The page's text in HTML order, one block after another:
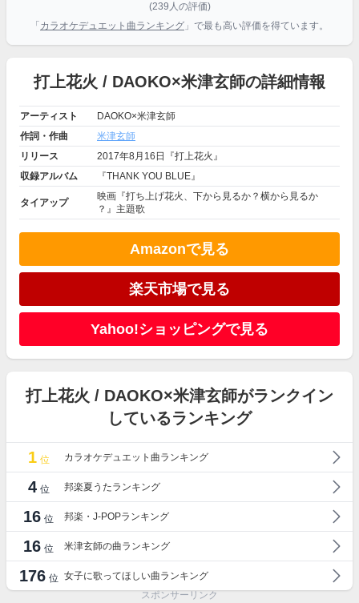
(239人の評価)
「 カラオケデュエット曲ランキング 」で最も高い評価を得ています。
打上花火 / DAOKO×米津玄師の詳細情報
アーティスト
DAOKO×米津玄師
作詞・作曲
米津玄師
リリース
2017年8月16日『打上花火』
収録アルバム
『THANK YOU BLUE』
タイアップ
映画『打ち上げ花火、下から見るか？横から見るか
？』主題歌
Amazonで見る
楽天市場で見る
Yahoo!ショッピングで見る
打上花火 / DAOKO×米津玄師がランクイン
しているランキング
1 位 カラオケデュエット曲ランキング
4 位 邦楽夏うたランキング
16 位 邦楽・J-POPランキング
16 位 米津玄師の曲ランキング
176 位 女子に歌ってほしい曲ランキング
スポンサーリンク